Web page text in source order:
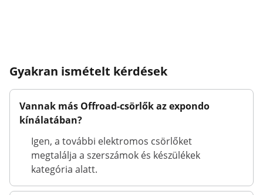
Gyakran ismételt kérdések
Vannak más Offroad-csörlők az expondo
kínálatában?
Igen, a további elektromos csörlőket
megtalálja a szerszámok és készülékek
kategória alatt.